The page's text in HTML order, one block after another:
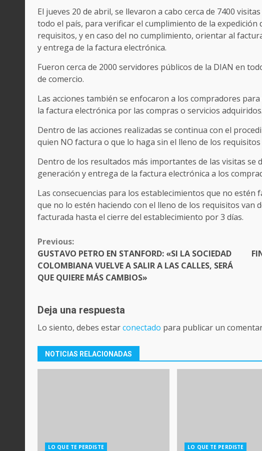
El jueves 20 de abril, se llevaron a cabo cerca de 7400
todo el país, para verificar el cumplimiento de la
requisitos, y en caso del no cumplimiento, orientar al
y entrega de la factura electrónica.
Fueron cerca de 2000 servidores públicos de la DIAN en
de comercio.
Las acciones también se enfocaron a los compradores
la factura electrónica por las compras o servicios adquiridos.
Dentro de las acciones realizadas se continua con el
quien NO factura o que lo haga sin el lleno de los requisitos
Dentro de los resultados más importantes de las visitas se
generación y entrega de la factura electrónica a los
Las consecuencias para los establecimientos que no
que no lo estén haciendo con el lleno de los requisitos van
facturada hasta el cierre del establecimiento por 3 días.
CONTINUE
READING
Previous:
GUSTAVO PETRO EN STANFORD: «SI LA SOCIEDAD
COLOMBIANA VUELVE A SALIR A LAS CALLES, SERÁ
QUE QUIERE MÁS CAMBIOS»
Deja una respuesta
Lo siento, debes estarconectado para publicar un
NOTICIAS RELACIONADAS
LO QUE TE PERDISTE LO QUE TE PERDISTE